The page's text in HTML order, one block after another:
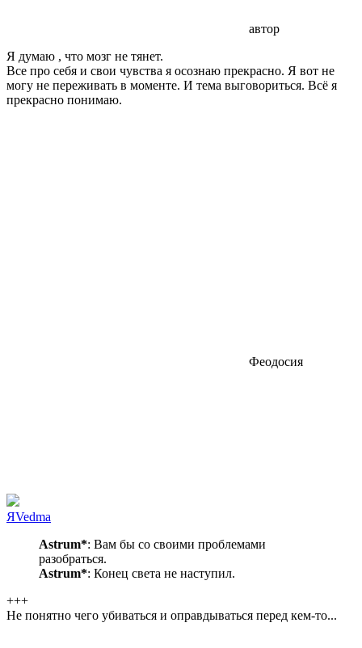
автор
Я думаю , что мозг не тянет.
Все про себя и свои чувства я осознаю прекрасно. Я вот не
могу не переживать в моменте. И тема выговориться. Всё я
прекрасно понимаю.
Феодосия
ЯVedma
Astrum*: Вам бы со своими проблемами
разобраться.
Astrum*: Конец света не наступил.
+++
Не понятно чего убиваться и оправдываться перед кем-то...